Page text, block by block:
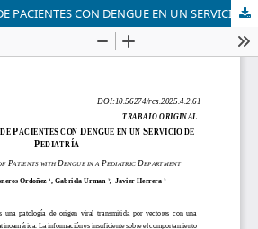
CARACTERIZACIÓN DE PACIENTES CON DENGUE EN UN SERVICIO DE PEDIATRÍA